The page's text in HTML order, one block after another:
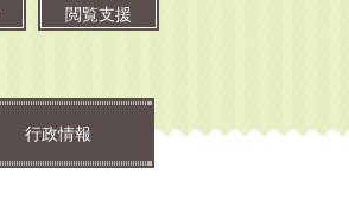
閲覧支援
行政情報